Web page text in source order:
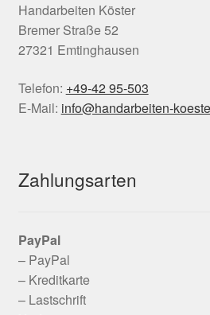
Handarbeiten Köster
Bremer Straße 52
27321 Emtinghausen
Telefon: +49-42 95-503
E-Mail: info@handarbeiten-
Zahlungsarten
PayPal
– PayPal
– Kreditkarte
– Lastschrift